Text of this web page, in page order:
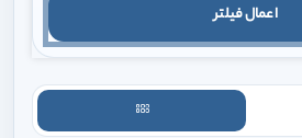
اعمال فیلتر